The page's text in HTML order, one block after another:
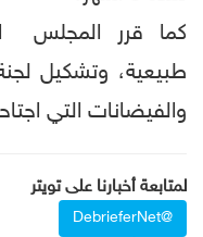
كما قرر المجلس
طبيعية، وتشكيل
والفيضانات التي
لمتابعة أخبارنا على تويتر
@DebrieferNet